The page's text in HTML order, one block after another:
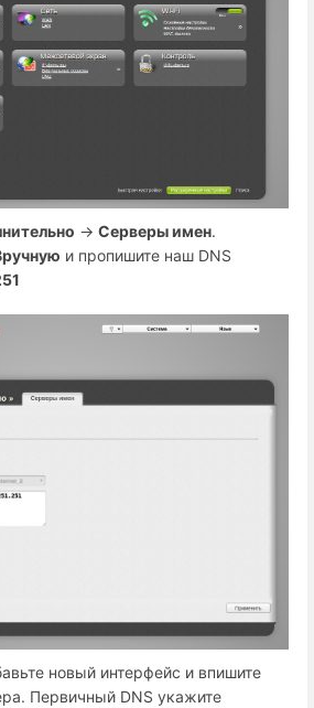
→ Серверы имен.
и пропишите наш DNS
новый интерфейс и впишите
Первичный DNS укажите